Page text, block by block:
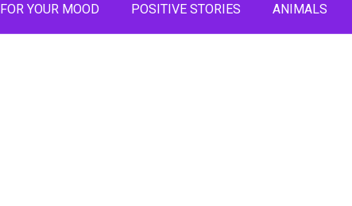
FOR YOUR MOOD POSITIVE STORIES ANIMALS